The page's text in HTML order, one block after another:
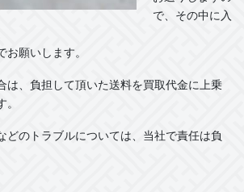
で、その中に入
願いします。
、 負担して頂いた送料を買取代金に上乗
どのトラブルについては、当社で責任は負